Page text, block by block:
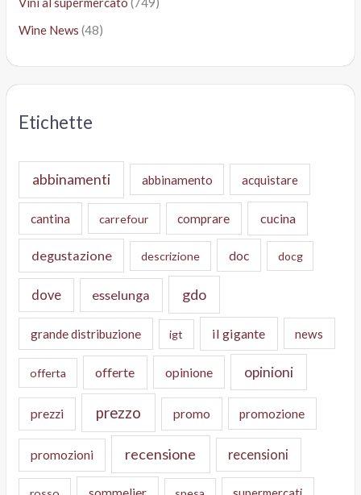
Wine News (48)
Etichette
abbinamenti abbinamento acquistare
cantina carrefour comprare cucina
degustazione descrizione doc docg
dove esselunga gdo
grande distribuzione igt il gigante news
offerta offerte opinione opinioni
prezzi prezzo promo promozione
promozioni recensione recensioni